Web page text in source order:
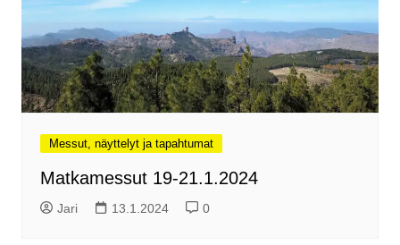
Messut, näyttelyt ja tapahtumat
Matkamessut 19-21.1.2024
Jari 13.1.2024 0